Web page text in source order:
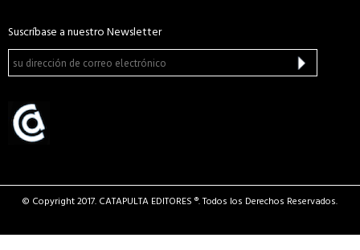
Suscríbase a nuestro Newsletter
© Copyright 2017. CATAPULTA EDITORES ®. Todos los Derechos Reservados.